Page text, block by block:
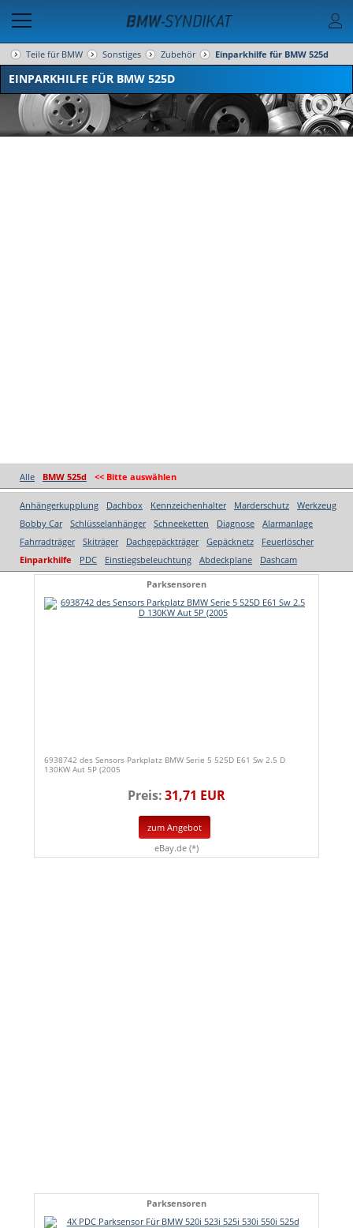
Teile für BMW Sonstiges Zubehör Einparkhilfe für BMW 525d
EINPARKHILFE FÜR BMW 525D
Alle BMW 525d << Bitte auswählen
Anhängerkupplung Dachbox Kennzeichenhalter Marderschutz
Werkzeug
Bobby Car
Schlüsselanhänger Schneeketten Diagnose
Alarmanlage
Fahrradträger
Skiträger Dachgepäckträger Gepäcknetz
Feuerlöscher
Einparkhilfe
PDC Einstiegsbeleuchtung Abdeckplane Dashcam
Parksensoren
6938742 des Sensors Parkplatz BMW Serie 5 525D E61 Sw 2.5 D
130KW Aut 5P (2005
Preis:31,71 EUR
zum Angebot
eBay.de (*)
Parksensoren